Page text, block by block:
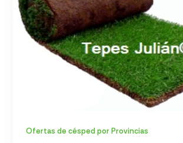
Ofertas de césped por Provincias